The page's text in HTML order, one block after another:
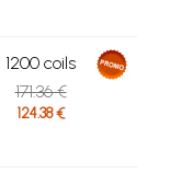
1200 coils
171.36 €
124.38 €